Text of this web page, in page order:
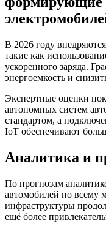
В 2026 году
такие как
ускоренного заряда.
энергоемкость и
Экспертные оценки
автономных систем
стандартом, а
IoT обеспечивают
Аналитика и
По прогнозам
автомобилей по всему
инфраструктуры
ещё более